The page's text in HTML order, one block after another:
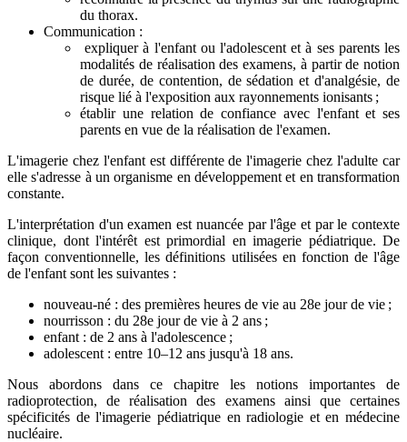
du thorax.
Communication :
expliquer à l'enfant ou l'adolescent et à ses parents les
modalités de réalisation des examens, à partir de notion
de durée, de contention, de sédation et d'analgésie, de
risque lié à l'exposition aux rayonnements ionisants ;
établir une relation de confiance avec l'enfant et ses
parents en vue de la réalisation de l'examen.
L'imagerie chez l'enfant est différente de l'imagerie chez l'adulte car
elle s'adresse à un organisme en développement et en transformation
constante.
L'interprétation d'un examen est nuancée par l'âge et par le contexte
clinique, dont l'intérêt est primordial en imagerie pédiatrique. De
façon conventionnelle, les définitions utilisées en fonction de l'âge
de l'enfant sont les suivantes :
nouveau-né : des premières heures de vie au 28e jour de vie ;
nourrisson : du 28e jour de vie à 2 ans ;
enfant : de 2 ans à l'adolescence ;
adolescent : entre 10–12 ans jusqu'à 18 ans.
Nous abordons dans ce chapitre les notions importantes de
radioprotection, de réalisation des examens ainsi que certaines
spécificités de l'imagerie pédiatrique en radiologie et en médecine
nucléaire.